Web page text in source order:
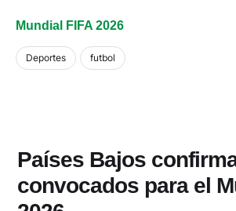
Mundial FIFA 2026
Deportes futbol
Países Bajos
convocados para el